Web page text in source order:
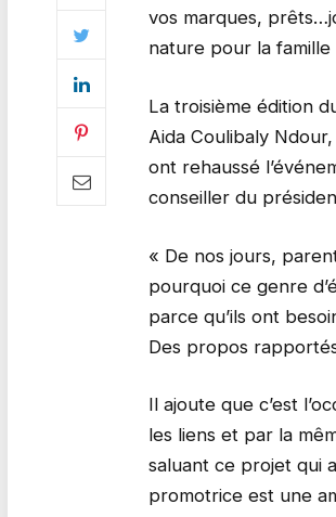
vos marques,
nature pour la famille
La troisième édition
Aida Coulibaly
ont rehaussé
conseiller du
« De nos jours,
pourquoi ce genre
parce qu’ils ont
Des propos
Il ajoute que c’est
les liens et par la
saluant ce projet qui
promotrice est une